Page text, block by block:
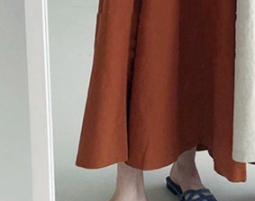
alam
kasih
Nama 'Ayreen Shaqira'